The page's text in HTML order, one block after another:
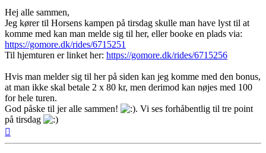
Hej alle sammen,
Jeg kører til Horsens kampen på tirsdag skulle man have lyst til at
komme med kan man melde sig til her, eller booke en plads via:
https://gomore.dk/rides/6715251
Til hjemturen er linket her: https://gomore.dk/rides/6715256
Hvis man melder sig til her på siden kan jeg komme med den bonus,
at man ikke skal betale 2 x 80 kr, men derimod kan nøjes med 100
for hele turen.
God påske til jer alle sammen!
. Vi ses forhåbentlig til tre point
på tirsdag